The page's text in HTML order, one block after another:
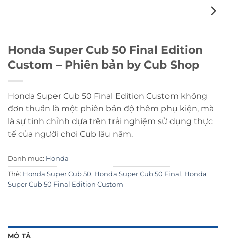
Honda Super Cub 50 Final Edition
Custom – Phiên bản by Cub Shop
Honda Super Cub 50 Final Edition Custom không
đơn thuần là một phiên bản độ thêm phụ kiện, mà
là sự tinh chỉnh dựa trên trải nghiệm sử dụng thực
tế của người chơi Cub lâu năm.
Danh mục: Honda
Thẻ: Honda Super Cub 50, Honda Super Cub 50 Final , Honda
Super Cub 50 Final Edition Custom
MÔ TẢ